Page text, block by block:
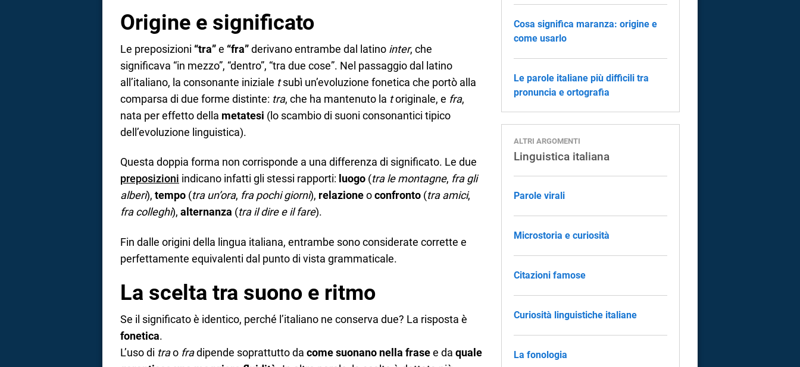
Origine e significato
Le preposizioni “tra”e “fra”derivano entrambe dal latino inter, che
significava “in mezzo”, “dentro”, “tra due cose”. Nel passaggio dal latino
all’italiano, la consonante iniziale tsubì un’evoluzione fonetica che portò alla
comparsa di due forme distinte: tra, che ha mantenuto la toriginale, e fra,
nata per effetto della metatesi (lo scambio di suoni consonantici tipico
dell’evoluzione linguistica).
Questa doppia forma non corrisponde a una differenza di significato. Le due
preposizioni indicano infatti gli stessi rapporti: luogo (tra le montagne, fra gli
alberi), tempo (tra un’ora, fra pochi giorni), relazioneoconfronto (tra amici,
fra colleghi), alternanza (tra il dire e il fare).
Fin dalle origini della lingua italiana, entrambe sono considerate corrette e
perfettamente equivalenti dal punto di vista grammaticale.
La scelta tra suono e ritmo
Se il significato è identico, perché l’italiano ne conserva due? La risposta è
fonetica.
L’uso di trao fradipende soprattutto da come suonano nella frasee da quale
Cosa significa maranza: origine e
come usarlo
Le parole italiane più difficili tra
pronuncia e ortografia
ALTRI ARGOMENTI
Linguistica italiana
Parole virali
Microstoria e curiosità
Citazioni famose
Curiosità linguistiche italiane
La fonologia